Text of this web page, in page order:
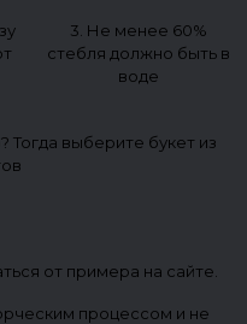
3. Не менее 60%
стебля должно быть в
воде
Тогда выберите букет из
от примера на сайте.
процессом и не